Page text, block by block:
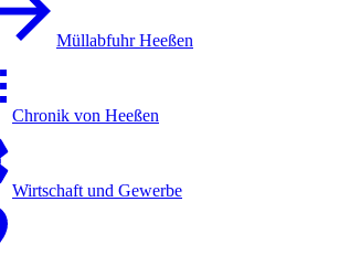
Müllabfuhr Heeßen
Chronik von Heeßen
Wirtschaft und Gewerbe